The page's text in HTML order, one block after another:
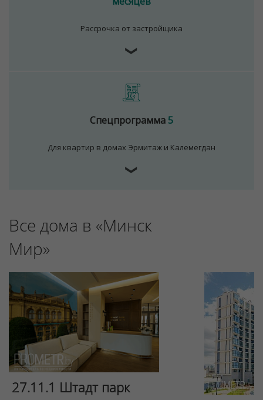
Рассрочка от застройщика
❯
Спецпрограмма5
Для квартир в домах Эрмитаж и Калемегдан
❯
Все дома в «Минск
Мир»
27.11.1 Штадт парк
Для обеспечения удобства пользователей сайта
Отклонить